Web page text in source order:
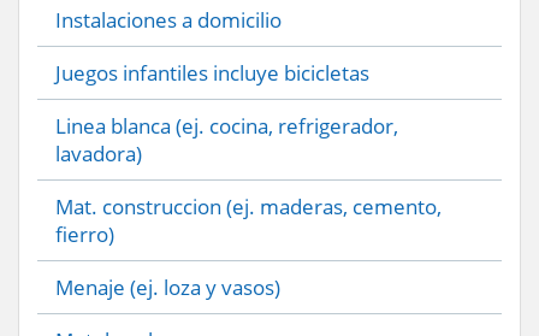
Instalaciones a domicilio
Juegos infantiles incluye bicicletas
Linea blanca (ej. cocina, refrigerador,
lavadora)
Mat. construccion (ej. maderas, cemento,
fierro)
Menaje (ej. loza y vasos)